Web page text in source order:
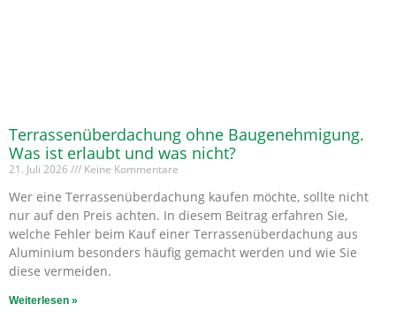
Terrassenüberdachung ohne Baugenehmigung.
Was ist erlaubt und was nicht?
21. Juli 2026 Keine Kommentare
Wer eine Terrassenüberdachung kaufen möchte, sollte nicht
nur auf den Preis achten. In diesem Beitrag erfahren Sie,
welche Fehler beim Kauf einer Terrassenüberdachung aus
Aluminium besonders häufig gemacht werden und wie Sie
diese vermeiden.
Weiterlesen »